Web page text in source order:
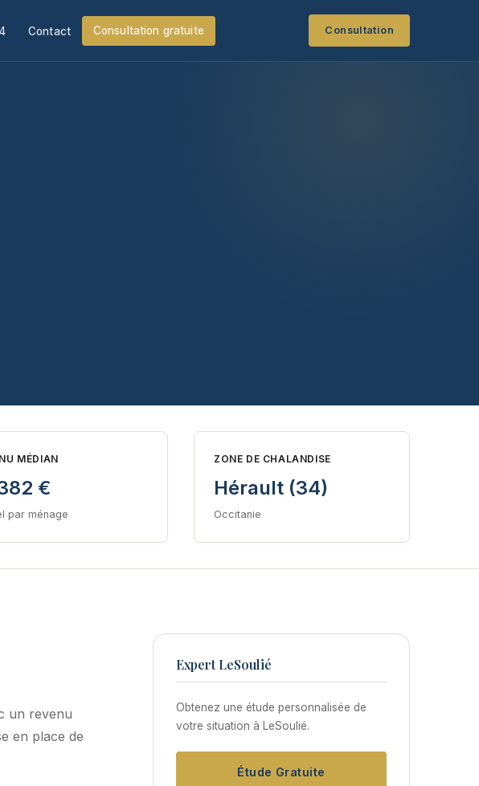
Contact Consultation gratuite Consultation
MÉDIAN
€
par ménage
ZONE DE CHALANDISE
Hérault (34)
Occitanie
un revenu
en place de
Expert LeSoulié
Obtenez une étude personnalisée de
votre situation à LeSoulié.
Étude Gratuite